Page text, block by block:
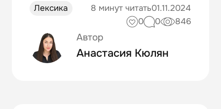
Лексика 8 минут читать01.11.2024
0
0 846
Автор
Анастасия Кюлян